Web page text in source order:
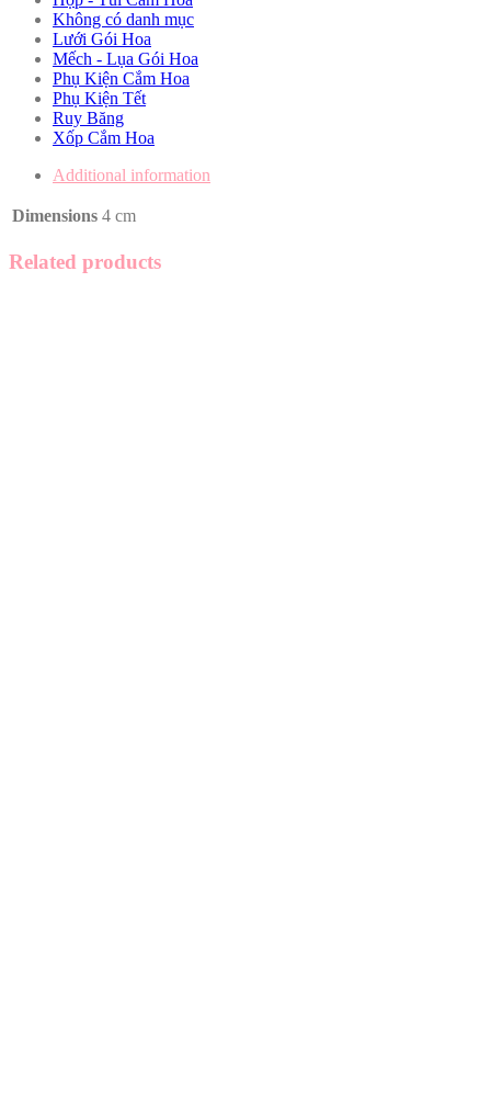
Không có danh mục
Lưới Gói Hoa
Mếch - Lụa Gói Hoa
Phụ Kiện Cắm Hoa
Phụ Kiện Tết
Ruy Băng
Xốp Cắm Hoa
Additional information
Dimensions 4 cm
Related products